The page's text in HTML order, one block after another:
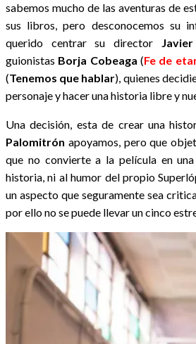
sabemos mucho de las aventuras de
sus libros, pero desconocemos su
querido centrar su director
guionistas Borja Cobeaga (Fe de
(Tenemos que hablar), quienes
personaje y hacer una historia libre y
Una decisión, esta de crear una
Palomitrón apoyamos, pero que
que no convierte a la película en
historia, ni al humor del propio
un aspecto que seguramente sea
por ello no se puede llevar un cinco